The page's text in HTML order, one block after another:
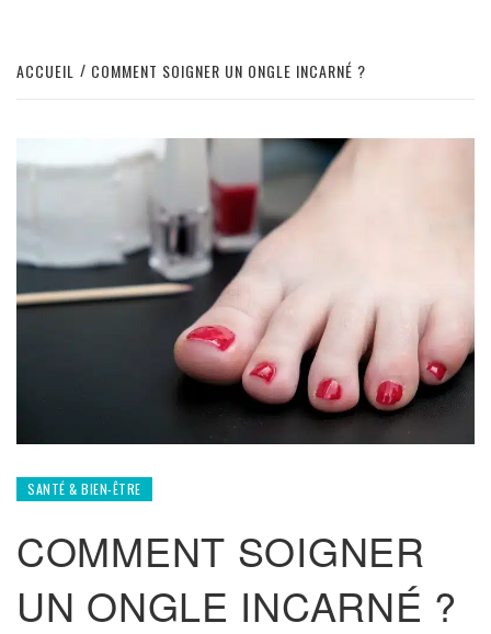
ACCUEIL COMMENT SOIGNER UN ONGLE INCARNÉ ?
SANTÉ & BIEN-ÊTRE
COMMENT SOIGNER
UN ONGLE INCARNÉ ?